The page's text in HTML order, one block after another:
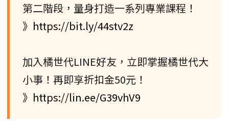
第二階段，量身打造一系列專業課程！
》https://bit.ly/44stv2z
加入橘世代LINE好友，立即掌握橘世代大
小事！再即享折扣金50元！
》https://lin.ee/G39vhV9